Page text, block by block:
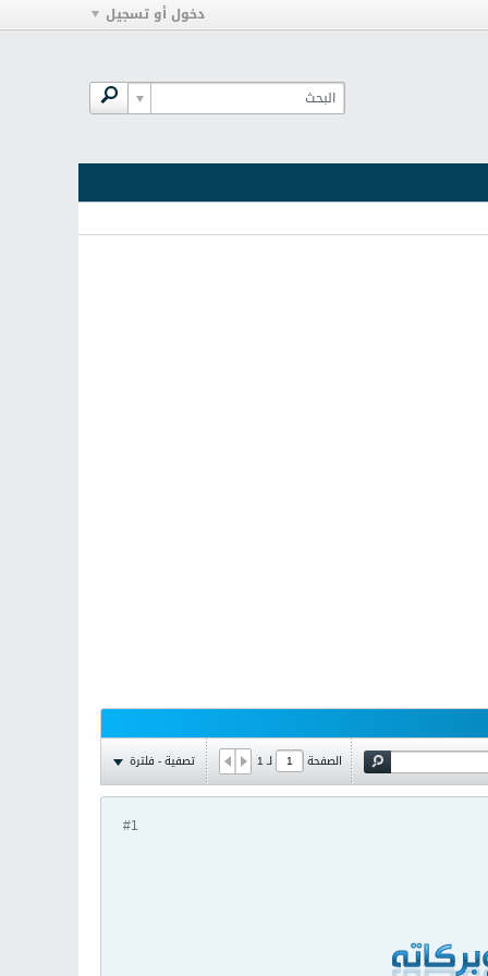
دخول أو تسجيل
الصفحة لـ1 تصفية - فلترة
#1